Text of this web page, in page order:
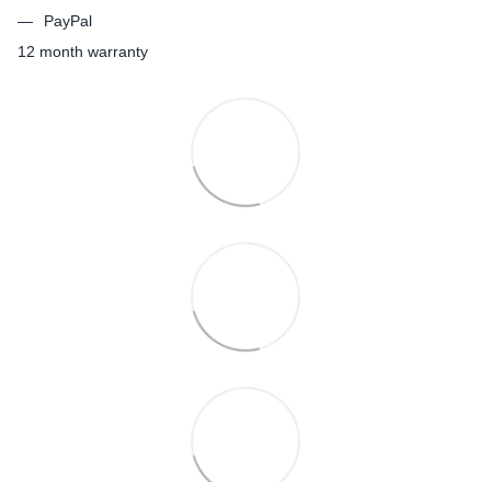
PayPal
12 month warranty